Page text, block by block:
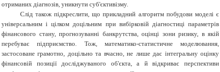
отриманих діагнозів, уникнути суб'єктивізму.
Слід також підкреслити, що прикладний алгоритм побудови моделі є
універсальним і цілком доцільним при вибірковій діагностиці параметрів
фінансового стану, прогнозуванні банкрутства, оцінці зони ризику, в якій
перебуває підприємство. Тож, математико-статистичне моделювання,
застосоване грамотно, доцільно та вчасно, не лише дає інтегральну оцінку
фінансовій позиції досліджуваного об'єкта, а й відкриває перспективи